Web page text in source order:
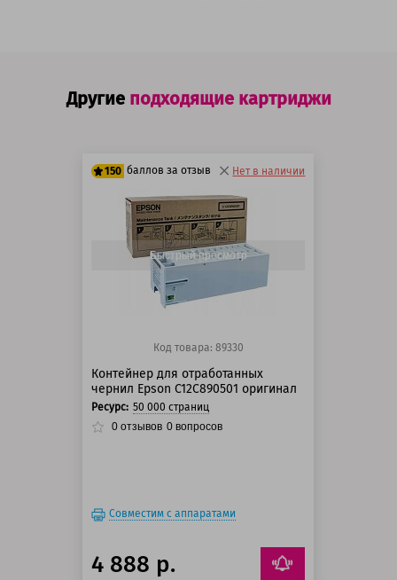
Другие подходящие картриджи
150 баллов за отзыв
125 баллов
150 баллов
Нет в наличии
Быстрый просмотр
Код товара: 89330
Контейнер для отработанных
чернил Epson C12C890501 оригинал
Ресурс: 50 000 страниц
0 отзывов 0 вопросов
Совместим с аппаратами
4 888 р.